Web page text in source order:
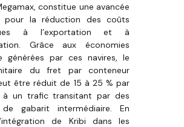
constitue une avancée
pour la réduction des coûts
à l’exportation et à
Grâce aux économies
générées par ces navires, le
du fret par conteneur
être réduit de 15 à 25 % par
à un trafic transitant par des
de gabarit intermédiaire. En
de Kribi dans les